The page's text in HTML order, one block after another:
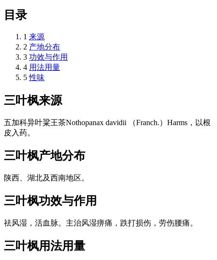
目录
1 来源
2 产地分布
3 功效与作用
4 用法用量
5 性味
三叶枫来源
五加科异叶粱王茶Nothopanax davidii （Franch.）Harms，以根
皮入药。
三叶枫产地分布
陕西、湖北及西南地区。
三叶枫功效与作用
祛风湿，活血脉。主治风湿痹痛，跌打损伤，劳伤腰痛。
三叶枫用法用量